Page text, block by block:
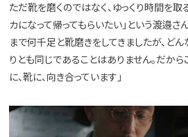
ただ靴を磨くのではなく、ゆっくり時間を
カになって帰ってもらいたい」という渡邉さ
まで何千足と靴磨きをしてきましたが、ど
りとも同じであることはありません。だか
に、靴に、向き合っています」